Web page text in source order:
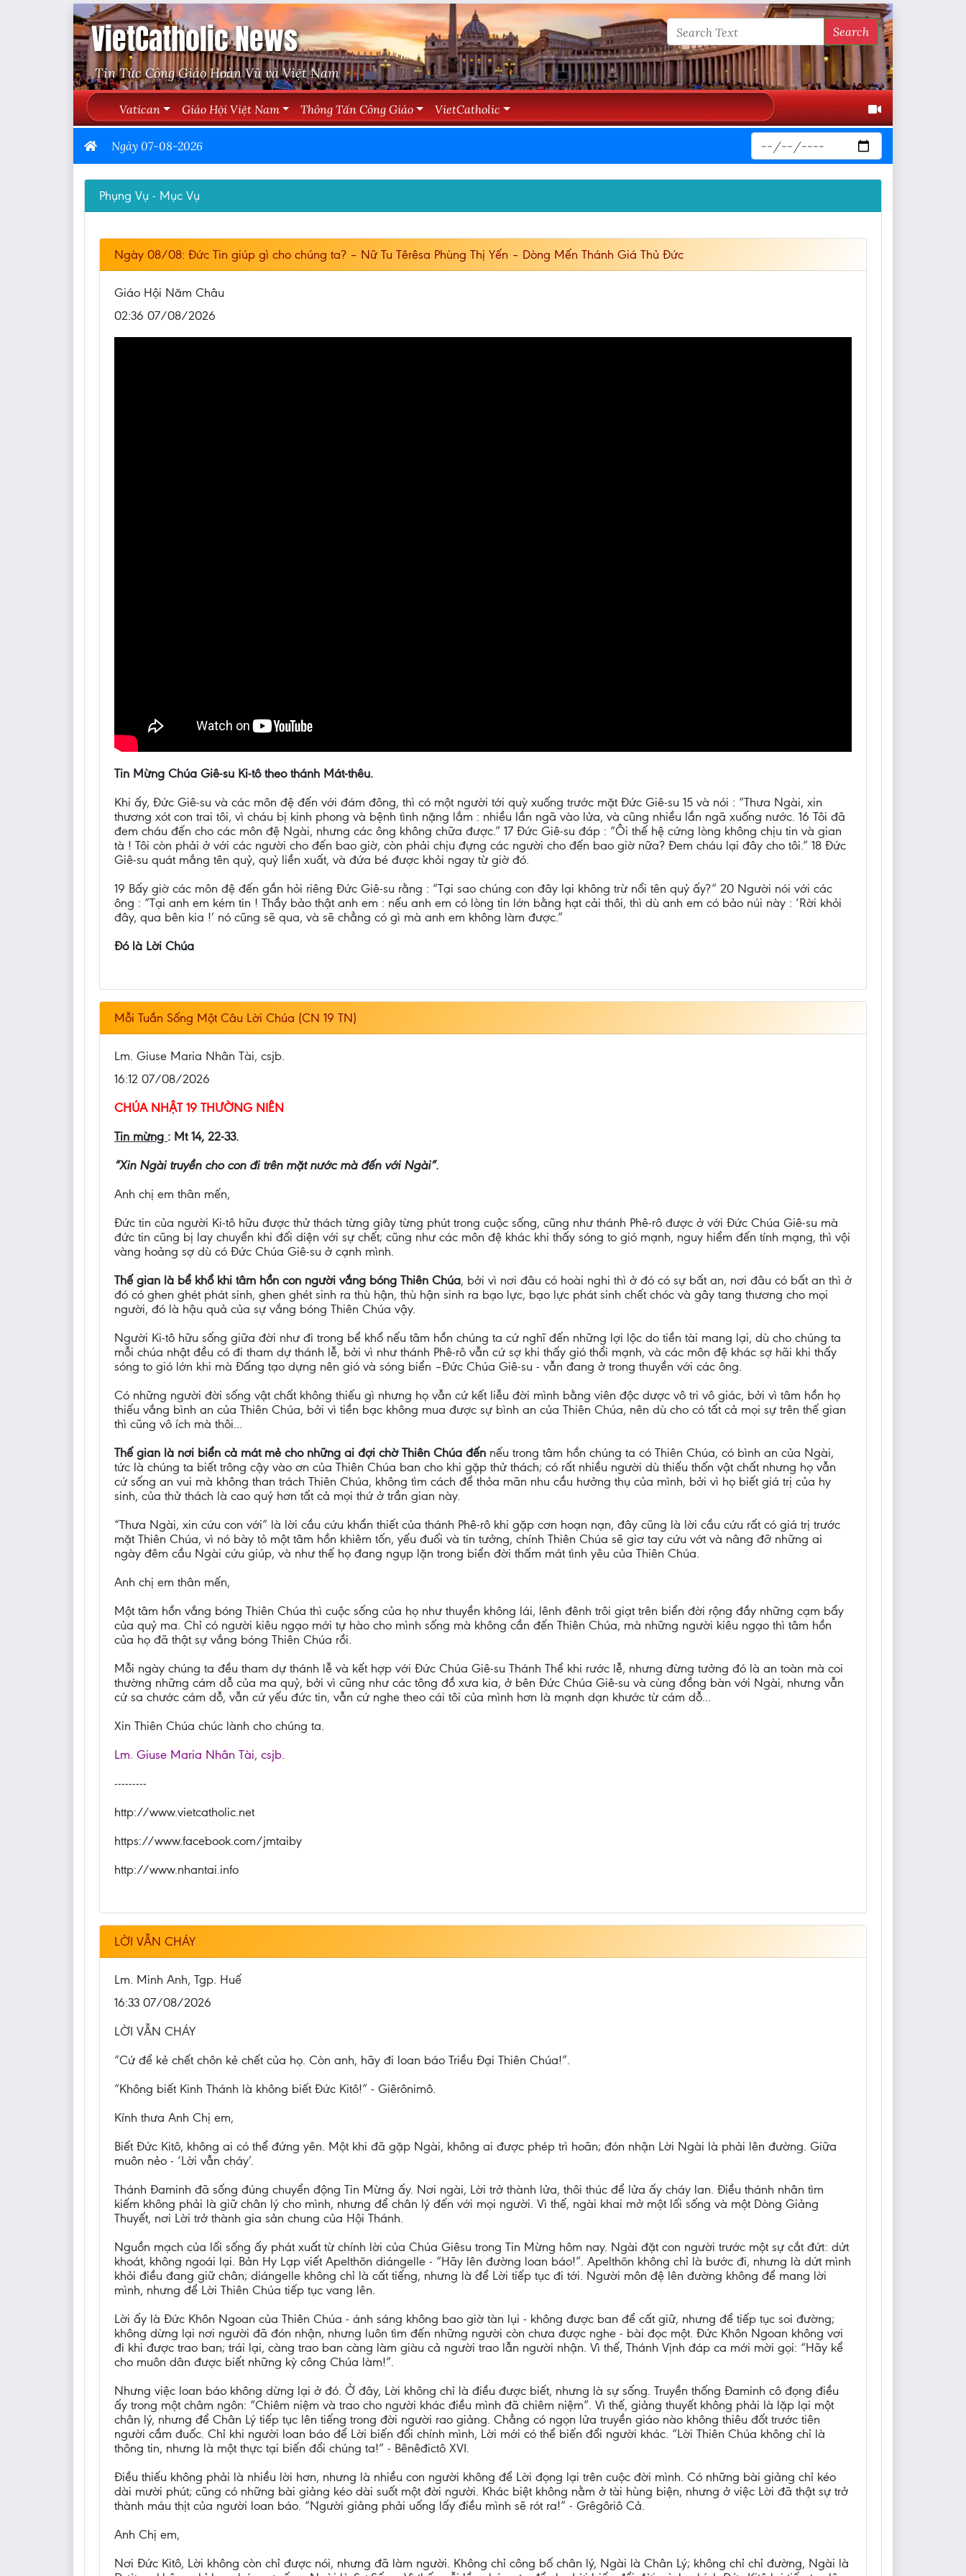
VietCatholic News
Tin Tức Công Giáo Hoàn Vũ và Việt Nam
Search
Vatican Giáo Hội Việt Nam Thông Tấn Công Giáo VietCatholic
Ngày 07-08-2026
Phụng Vụ - Mục Vụ
Ngày 08/08: Đức Tin giúp gì cho chúng ta? – Nữ Tu Têrêsa Phùng Thị Yến – Dòng Mến Thánh Giá Thủ Đức
Giáo Hội Năm Châu
02:36 07/08/2026
Tin Mừng Chúa Giê-su Ki-tô theo thánh Mát-thêu.
Khi ấy, Đức Giê-su và các môn đệ đến với đám đông, thì có một người tới quỳ xuống trước mặt Đức Giê-su 15 và nói : “Thưa Ngài, xin
thương xót con trai tôi, vì cháu bị kinh phong và bệnh tình nặng lắm : nhiều lần ngã vào lửa, và cũng nhiều lần ngã xuống nước. 16 Tôi đã
đem cháu đến cho các môn đệ Ngài, nhưng các ông không chữa được.” 17 Đức Giê-su đáp : “Ôi thế hệ cứng lòng không chịu tin và gian
tà ! Tôi còn phải ở với các người cho đến bao giờ, còn phải chịu đựng các người cho đến bao giờ nữa? Đem cháu lại đây cho tôi.” 18 Đức
Giê-su quát mắng tên quỷ, quỷ liền xuất, và đứa bé được khỏi ngay từ giờ đó.
19 Bấy giờ các môn đệ đến gần hỏi riêng Đức Giê-su rằng : “Tại sao chúng con đây lại không trừ nổi tên quỷ ấy?” 20 Người nói với các
ông : “Tại anh em kém tin ! Thầy bảo thật anh em : nếu anh em có lòng tin lớn bằng hạt cải thôi, thì dù anh em có bảo núi này : ‘Rời khỏi
đây, qua bên kia !’ nó cũng sẽ qua, và sẽ chẳng có gì mà anh em không làm được.”
Đó là Lời Chúa
Mỗi Tuần Sống Một Câu Lời Chúa (CN 19 TN)
Lm. Giuse Maria Nhân Tài, csjb.
16:12 07/08/2026
CHÚA NHẬT 19 THƯỜNG NIÊN
Tin mừng : Mt 14, 22-33.
“Xin Ngài truyền cho con đi trên mặt nước mà đến với Ngài”.
Anh chị em thân mến,
Đức tin của người Ki-tô hữu được thử thách từng giây từng phút trong cuộc sống, cũng như thánh Phê-rô được ở với Đức Chúa Giê-su mà
đức tin cũng bị lay chuyển khi đối diện với sự chết; cũng như các môn đệ khác khi thấy sóng to gió mạnh, nguy hiểm đến tính mạng, thì vội
vàng hoảng sợ dù có Đức Chúa Giê-su ở cạnh mình.
Thế gian là bể khổ khi tâm hồn con người vắng bóng Thiên Chúa, bởi vì nơi đâu có hoài nghi thì ở đó có sự bất an, nơi đâu có bất an thì ở
đó có ghen ghét phát sinh, ghen ghét sinh ra thù hận, thù hận sinh ra bạo lực, bạo lực phát sinh chết chóc và gây tang thương cho mọi
người, đó là hậu quả của sự vắng bóng Thiên Chúa vậy.
Người Ki-tô hữu sống giữa đời như đi trong bể khổ nếu tâm hồn chúng ta cứ nghĩ đến những lợi lộc do tiền tài mang lại, dù cho chúng ta
mỗi chúa nhật đều có đi tham dự thánh lễ, bởi vì như thánh Phê-rô vẫn cứ sợ khi thấy gió thổi mạnh, và các môn đệ khác sợ hãi khi thấy
sóng to gió lớn khi mà Đấng tạo dựng nên gió và sóng biển –Đức Chúa Giê-su - vẫn đang ở trong thuyền với các ông.
Có những người đời sống vật chất không thiếu gì nhưng họ vẫn cứ kết liễu đời mình bằng viên độc dược vô tri vô giác, bởi vì tâm hồn họ
thiếu vắng bình an của Thiên Chúa, bởi vì tiền bạc không mua được sự bình an của Thiên Chúa, nên dù cho có tất cả mọi sự trên thế gian
thì cũng vô ích mà thôi...
Thế gian là nơi biển cả mát mẻ cho những ai đợi chờ Thiên Chúa đến nếu trong tâm hồn chúng ta có Thiên Chúa, có bình an của Ngài,
tức là chúng ta biết trông cậy vào ơn của Thiên Chúa ban cho khi gặp thử thách; có rất nhiều người dù thiếu thốn vật chất nhưng họ vẫn
cứ sống an vui mà không than trách Thiên Chúa, không tìm cách để thỏa mãn nhu cầu hưởng thụ của mình, bởi vì họ biết giá trị của hy
sinh, của thử thách là cao quý hơn tất cả mọi thứ ở trần gian này.
“Thưa Ngài, xin cứu con với” là lời cầu cứu khẩn thiết của thánh Phê-rô khi gặp cơn hoạn nạn, đây cũng là lời cầu cứu rất có giá trị trước
mặt Thiên Chúa, vì nó bày tỏ một tâm hồn khiêm tốn, yếu đuối và tin tưởng, chính Thiên Chúa sẽ giơ tay cứu vớt và nâng đỡ những ai
ngày đêm cầu Ngài cứu giúp, và như thế họ đang ngụp lặn trong biển đời thấm mát tình yêu của Thiên Chúa.
Anh chị em thân mến,
Một tâm hồn vắng bóng Thiên Chúa thì cuộc sống của họ như thuyền không lái, lênh đênh trôi giạt trên biển đời rộng đầy những cạm bẩy
của quỷ ma. Chỉ có người kiêu ngạo mới tự hào cho mình sống mà không cần đến Thiên Chúa, mà những người kiêu ngạo thì tâm hồn
của họ đã thật sự vắng bóng Thiên Chúa rồi.
Mỗi ngày chúng ta đều tham dự thánh lễ và kết hợp với Đức Chúa Giê-su Thánh Thể khi rước lễ, nhưng đừng tưởng đó là an toàn mà coi
thường những cám dỗ của ma quỷ, bởi vì cũng như các tông đồ xưa kia, ở bên Đức Chúa Giê-su và cùng đồng bàn với Ngài, nhưng vẫn
cứ sa chước cám dỗ, vẫn cứ yếu đức tin, vẫn cứ nghe theo cái tôi của mình hơn là mạnh dạn khước từ cám dỗ...
Xin Thiên Chúa chúc lành cho chúng ta.
Lm. Giuse Maria Nhân Tài, csjb.
---------
http://www.vietcatholic.net
https://www.facebook.com/jmtaiby
http://www.nhantai.info
LỜI VẪN CHÁY
Lm. Minh Anh, Tgp. Huế
16:33 07/08/2026
LỜI VẪN CHÁY
“Cứ để kẻ chết chôn kẻ chết của họ. Còn anh, hãy đi loan báo Triều Đại Thiên Chúa!”.
“Không biết Kinh Thánh là không biết Đức Kitô!” - Giêrônimô.
Kính thưa Anh Chị em,
Biết Đức Kitô, không ai có thể đứng yên. Một khi đã gặp Ngài, không ai được phép trì hoãn; đón nhận Lời Ngài là phải lên đường. Giữa
muôn nẻo - ‘Lời vẫn cháy’.
Thánh Đaminh đã sống đúng chuyển động Tin Mừng ấy. Nơi ngài, Lời trở thành lửa, thôi thúc để lửa ấy cháy lan. Điều thánh nhân tìm
kiếm không phải là giữ chân lý cho mình, nhưng để chân lý đến với mọi người. Vì thế, ngài khai mở một lối sống và một Dòng Giảng
Thuyết, nơi Lời trở thành gia sản chung của Hội Thánh.
Nguồn mạch của lối sống ấy phát xuất từ chính lời của Chúa Giêsu trong Tin Mừng hôm nay. Ngài đặt con người trước một sự cắt đứt: dứt
khoát, không ngoái lại. Bản Hy Lạp viết Apelthōn diángelle - “Hãy lên đường loan báo!”. Apelthōn không chỉ là bước đi, nhưng là dứt mình
khỏi điều đang giữ chân; diángelle không chỉ là cất tiếng, nhưng là để Lời tiếp tục đi tới. Người môn đệ lên đường không để mang lời
mình, nhưng để Lời Thiên Chúa tiếp tục vang lên.
Lời ấy là Đức Khôn Ngoan của Thiên Chúa - ánh sáng không bao giờ tàn lụi - không được ban để cất giữ, nhưng để tiếp tục soi đường;
không dừng lại nơi người đã đón nhận, nhưng luôn tìm đến những người còn chưa được nghe - bài đọc một. Đức Khôn Ngoan không vơi
đi khi được trao ban; trái lại, càng trao ban càng làm giàu cả người trao lẫn người nhận. Vì thế, Thánh Vịnh đáp ca mới mời gọi: “Hãy kể
cho muôn dân được biết những kỳ công Chúa làm!”.
Nhưng việc loan báo không dừng lại ở đó. Ở đây, Lời không chỉ là điều được biết, nhưng là sự sống. Truyền thống Đaminh cô đọng điều
ấy trong một châm ngôn: “Chiêm niệm và trao cho người khác điều mình đã chiêm niệm”. Vì thế, giảng thuyết không phải là lặp lại một
chân lý, nhưng để Chân Lý tiếp tục lên tiếng trong đời người rao giảng. Chẳng có ngọn lửa truyền giáo nào không thiêu đốt trước tiên
người cầm đuốc. Chỉ khi người loan báo để Lời biến đổi chính mình, Lời mới có thể biến đổi người khác. “Lời Thiên Chúa không chỉ là
thông tin, nhưng là một thực tại biến đổi chúng ta!” - Bênêđictô XVI.
Điều thiếu không phải là nhiều lời hơn, nhưng là nhiều con người không để Lời đọng lại trên cuộc đời mình. Có những bài giảng chỉ kéo
dài mười phút; cũng có những bài giảng kéo dài suốt một đời người. Khác biệt không nằm ở tài hùng biện, nhưng ở việc Lời đã thật sự trở
thành máu thịt của người loan báo. “Người giảng phải uống lấy điều mình sẽ rót ra!” - Grêgôriô Cả.
Anh Chị em,
Nơi Đức Kitô, Lời không còn chỉ được nói, nhưng đã làm người. Không chỉ công bố chân lý, Ngài là Chân Lý; không chỉ chỉ đường, Ngài là